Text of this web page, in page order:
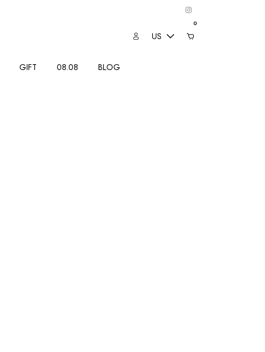
US
0
GIFT 08.08 BLOG